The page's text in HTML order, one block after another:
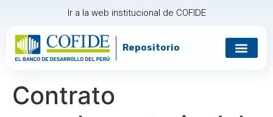
Ir a la web institucional de COFIDE
Repositorio
Contrato